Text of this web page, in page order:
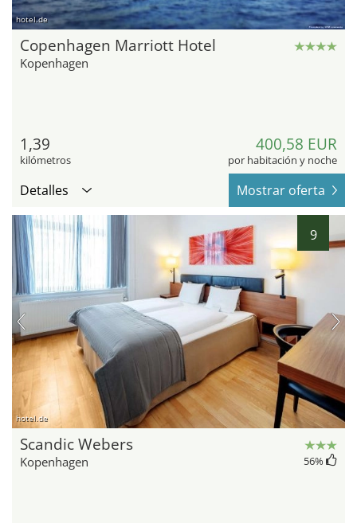
hotel.de
Copenhagen Marriott Hotel
Kopenhagen
1,39
kilómetros
400,58 EUR
por habitación y noche
Detalles Mostrar oferta
9
hotel.de
Scandic Webers
Kopenhagen 56%